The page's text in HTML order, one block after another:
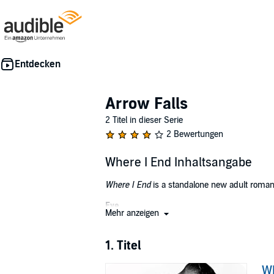
Arrow Falls
2 Titel in dieser Serie
2 Bewertungen
Where I End Inhaltsangabe
Where I Endis a standalone new adult
Eve
All words I'd used to label him. Exactly
Mehr anzeigen
1. Titel